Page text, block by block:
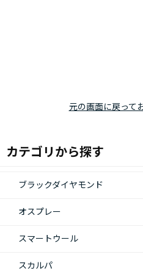
元の画面に戻って
カテゴリから探す
ブラックダイヤモンド
オスプレー
スマートウール
スカルパ